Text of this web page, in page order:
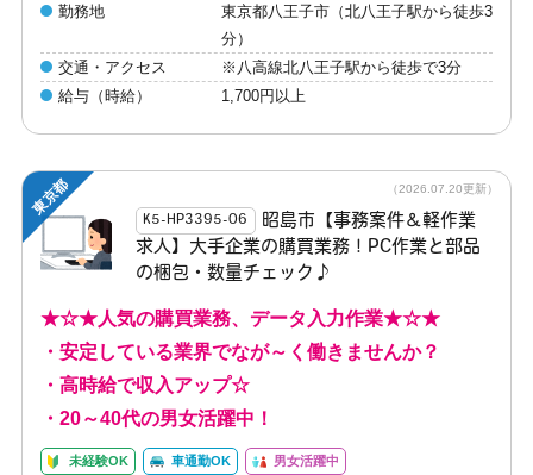
勤務地
東京都八王子市（北八王子駅から徒歩3
分）
交通・アクセス
※八高線北八王子駅から徒歩で3分
給与（時給）
1,700円以上
K5-HP3395-06
昭島市【事務案件＆軽作業
求人】大手企業の購買業務！PC作業と部品
の梱包・数量チェック♪
★☆★人気の購買業務、データ入力作業★☆★
・安定している業界でなが～く働きませんか？
・高時給で収入アップ☆
・20～40代の男女活躍中！
未経験OK 車通勤OK 男女活躍中
（2026.07.20更新）
東京都